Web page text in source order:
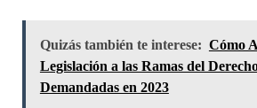
Quizás también te interese: Cómo
Legislación a las Ramas del
Demandadas en 2023